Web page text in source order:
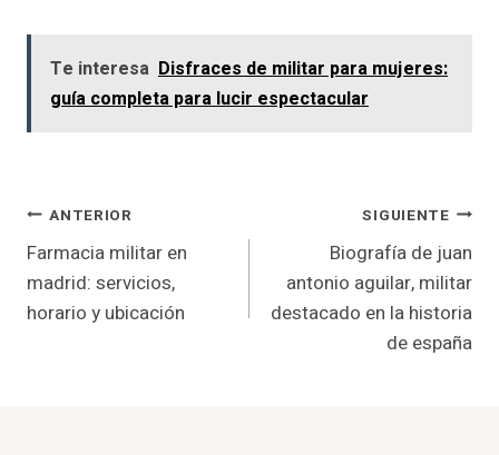
Te interesa Disfraces de militar para mujeres:
guía completa para lucir espectacular
Navegación
De
Entradas
ANTERIOR
Farmacia militar en
madrid: servicios,
horario y ubicación
SIGUIENTE
Biografía de juan
antonio aguilar, militar
destacado en la historia
de españa